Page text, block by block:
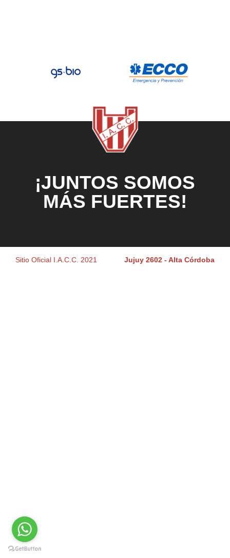
¡JUNTOS SOMOS
MÁS FUERTES!
Sitio Oficial I.A.C.C. 2021 Jujuy 2602 - Alta Córdoba